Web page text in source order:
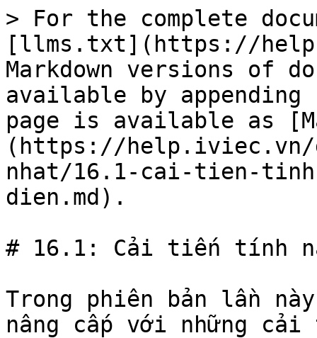
> For the complete
[llms.txt](https://
Markdown versions of
available by
page is available as
(https://
nhat/16.1-cai-tien-
dien.md).
# 16.1: Cải tiến tính
Trong phiên bản lần
nâng cấp với những